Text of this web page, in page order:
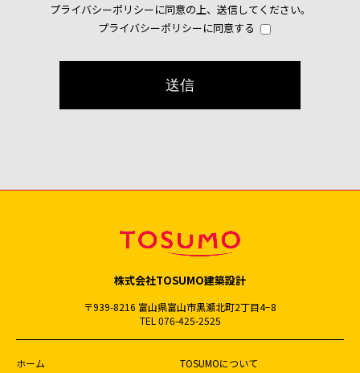
プライバシーポリシーに同意の上、送信してください。
プライバシーポリシーに同意する
株式会社TOSUMO建築設計
〒939-8216 富山県富山市黒瀬北町2丁目4−8
TEL 076-425-2525
ホーム
TOSUMOについて